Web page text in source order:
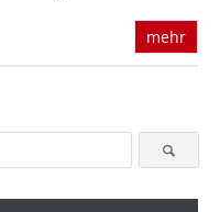
mehr